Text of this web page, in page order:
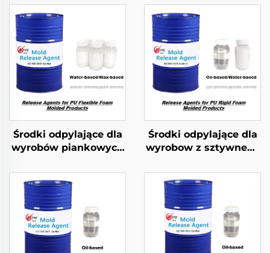
Środki odpylające dla
wyrobów piankowych
elastycznej
Środki odpylające dla
wyrobow z sztywnego